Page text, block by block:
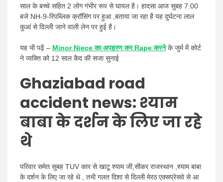
साल के बच्चे सहित 2 लोग गंभीर रूप से घायल है। हादसा आज सुबह 7:00
बजे NH-9-रिपब्लिक क्रॉसिंग पर हुआ ,बताया जा रहा है यह दुर्घटना लाल
कुआं से दिल्ली जाने वाली लेन पर हुई है।
यह भी पढ़ें – Minor Niece का अपहरण कर Rape करनेके जुर्म में कोर्ट
ने व्यक्ति को 12 साल कैद की सजा सुनाई
Ghaziabad road
accident news: श्याम
बाबा के दर्शन के लिए जा रहे
थे
परिवार समेत सुबह TUV कार से खाटू श्याम जी,सीकर राजस्थान ,श्याम बाबा
के दर्शन के लिए जा रहे थे , तभी गलत दिशा से दिल्ली मेरठ एक्सप्रेसवे से आ